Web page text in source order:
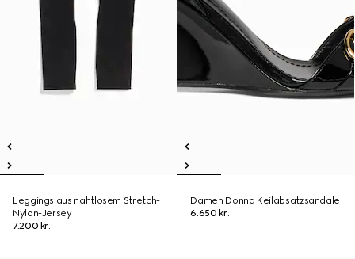
Leggings aus nahtlosem Stretch-
Nylon-Jersey
7.200 kr.
Damen Donna Keilabsatzsandale
6.650 kr.